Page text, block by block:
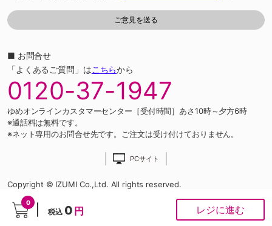
0
税込 0 円 レジに進む
■ お問合せ
「よくあるご質問」はこちらから
0120-37-1947
ゆめオンラインカスタマーセンター［受付時間］あさ10時～夕方6時
※通話料は無料です。
※ネット専用のお問合せ先です。ご注文は受け付けておりません。
PCサイト
Copyright © IZUMI Co.,Ltd. All rights reserved.